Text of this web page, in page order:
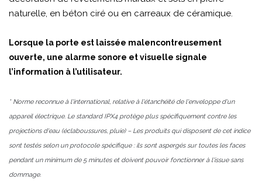
naturelle, en béton ciré ou en carreaux de céramique.
Lorsque la porte est laissée malencontreusement
ouverte, une alarme sonore et visuelle signale
l’information à l’utilisateur.
* Norme reconnue à l'international, relative à l'étanchéité de l'enveloppe d'un
appareil électrique. Le standard IPX4 protège plus spécifiquement contre les
projections d'eau (éclaboussures, pluie) – Les produits qui disposent de cet indice
sont testés selon un protocole spécifique : ils sont aspergés sur toutes les faces
pendant un minimum de 5 minutes et doivent pouvoir fonctionner à l'issue sans
dommage.